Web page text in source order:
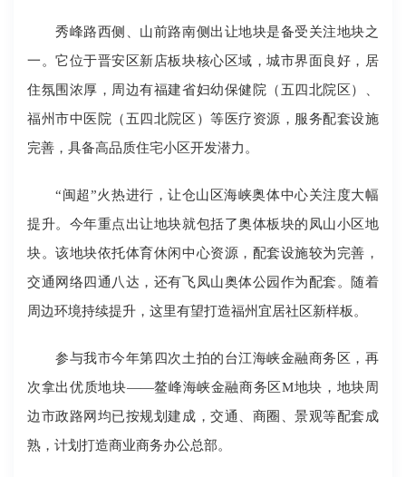
秀峰路西侧、山前路南侧出让地块是备受关注地块之
一。它位于晋安区新店板块核心区域，城市界面良好，居
住氛围浓厚，周边有福建省妇幼保健院（五四北院区）、
福州市中医院（五四北院区）等医疗资源，服务配套设施
完善，具备高品质住宅小区开发潜力。
“闽超”火热进行，让仓山区海峡奥体中心关注度大幅
提升。今年重点出让地块就包括了奥体板块的凤山小区地
块。该地块依托体育休闲中心资源，配套设施较为完善，
交通网络四通八达，还有飞凤山奥体公园作为配套。随着
周边环境持续提升，这里有望打造福州宜居社区新样板。
参与我市今年第四次土拍的台江海峡金融商务区，再
次拿出优质地块——鳌峰海峡金融商务区M地块，地块周
边市政路网均已按规划建成，交通、商圈、景观等配套成
熟，计划打造商业商务办公总部。